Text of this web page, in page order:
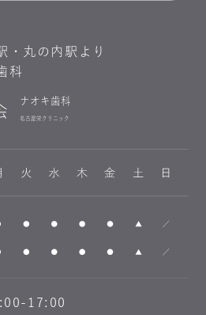
・丸の内駅より
科
ナオキ歯科
名古屋栄クリニック
17:00